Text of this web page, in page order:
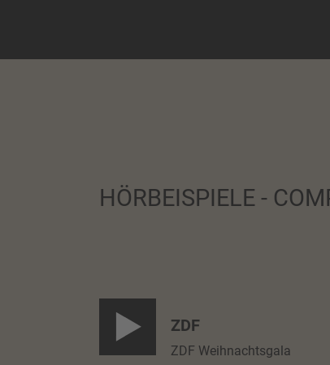
HÖRBEISPIELE -
ZDF
ZDF Weihnachtsgala